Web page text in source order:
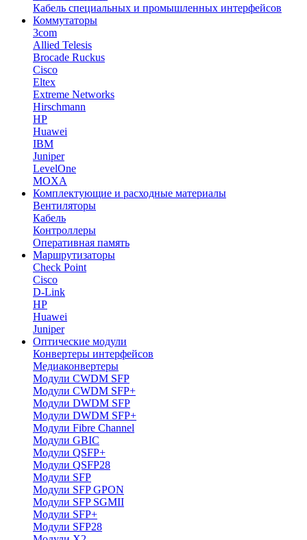
Кабель специальных и промышленных интерфейсов
Коммутаторы
3com
Allied Telesis
Brocade Ruckus
Cisco
Eltex
Extreme Networks
Hirschmann
HP
Huawei
IBM
Juniper
LevelOne
MOXA
Комплектующие и расходные материалы
Вентиляторы
Кабель
Контроллеры
Оперативная память
Маршрутизаторы
Check Point
Cisco
D-Link
HP
Huawei
Juniper
Оптические модули
Конвертеры интерфейсов
Медиаконвертеры
Модули CWDM SFP
Модули CWDM SFP+
Модули DWDM SFP
Модули DWDM SFP+
Модули Fibre Channel
Модули GBIC
Модули QSFP+
Модули QSFP28
Модули SFP
Модули SFP GPON
Модули SFP SGMII
Модули SFP+
Модули SFP28